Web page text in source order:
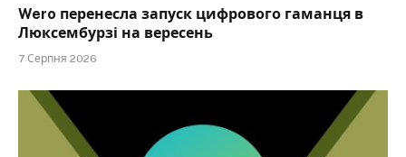
Wero перенесла запуск цифрового гаманця в
Люксембурзі на вересень
7 Серпня 2026